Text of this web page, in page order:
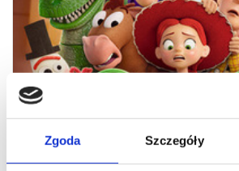
Zgoda Szczegóły